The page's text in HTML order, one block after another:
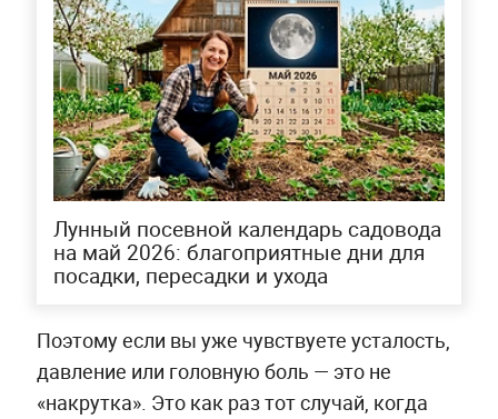
Лунный посевной календарь садовода
на май 2026: благоприятные дни для
посадки, пересадки и ухода
Поэтому если вы уже чувствуете усталость,
давление или головную боль — это не
«накрутка». Это как раз тот случай, когда